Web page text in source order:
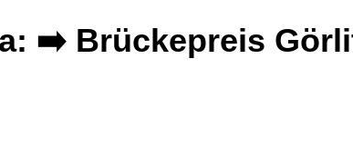
➡️ Brückepreis